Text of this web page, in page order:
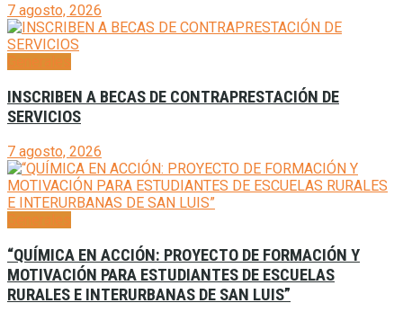
7 agosto, 2026
INSCRIBEN A BECAS DE CONTRAPRESTACIÓN DE
SERVICIOS
7 agosto, 2026
“QUÍMICA EN ACCIÓN: PROYECTO DE FORMACIÓN Y
MOTIVACIÓN PARA ESTUDIANTES DE ESCUELAS
RURALES E INTERURBANAS DE SAN LUIS”